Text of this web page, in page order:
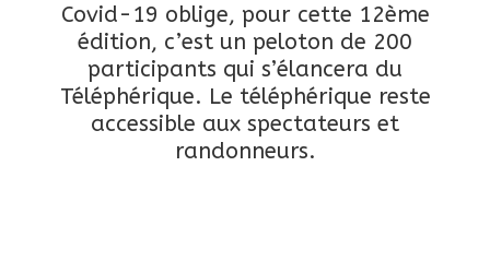
Covid-19 oblige, pour cette 12ème
édition, c’est un peloton de 200
participants qui s’élancera du
Téléphérique. Le téléphérique reste
accessible aux spectateurs et
randonneurs.